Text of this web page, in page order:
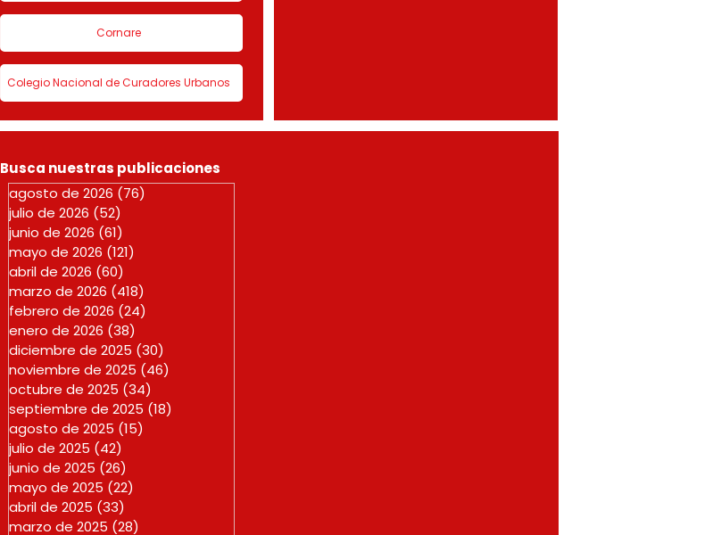
Cornare
Colegio Nacional de Curadores Urbanos
Busca nuestras publicaciones
agosto de 2026 (76)
julio de 2026 (52)
junio de 2026 (61)
mayo de 2026 (121)
abril de 2026 (60)
marzo de 2026 (418)
febrero de 2026 (24)
enero de 2026 (38)
diciembre de 2025 (30)
noviembre de 2025 (46)
octubre de 2025 (34)
septiembre de 2025 (18)
agosto de 2025 (15)
julio de 2025 (42)
junio de 2025 (26)
mayo de 2025 (22)
abril de 2025 (33)
marzo de 2025 (28)